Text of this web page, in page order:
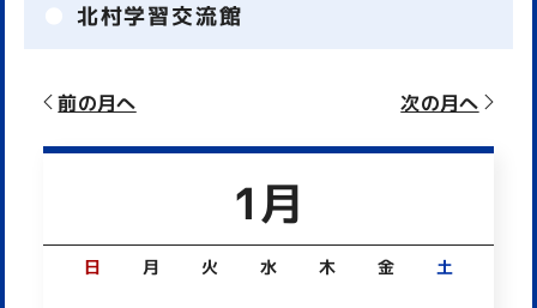
北村学習交流館
前の月へ 次の月へ
1月
日 月 火 水 木 金 土